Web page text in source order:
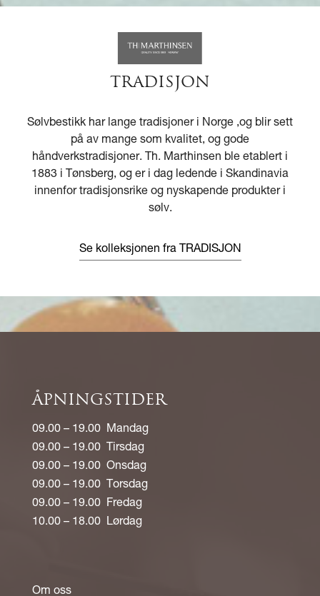
TRADISJON
Sølvbestikk har lange tradisjoner i Norge ,og blir sett
på av mange som kvalitet, og gode
håndverkstradisjoner. Th. Marthinsen ble etablert i
1883 i Tønsberg, og er i dag ledende i Skandinavia
innenfor tradisjonsrike og nyskapende produkter i
sølv.
Se kolleksjonen fra TRADISJON
ÅPNINGSTIDER
09.00 – 19.00 Mandag
09.00 – 19.00 Tirsdag
09.00 – 19.00 Onsdag
09.00 – 19.00 Torsdag
09.00 – 19.00 Fredag
10.00 – 18.00 Lørdag
Om oss